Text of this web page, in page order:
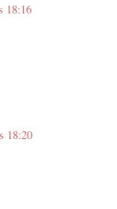
18:16
18:20